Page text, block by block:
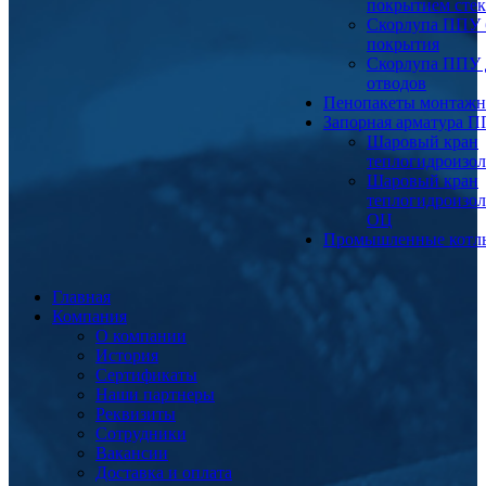
покрытием
Скорлупа ППУ
покрытия
Скорлупа ППУ
отводов
Пенопакеты
Запорная арматура
Шаровый кран
Шаровый кран
ОЦ
Промышленные
Главная
Компания
О компании
История
Сертификаты
Наши партнеры
Реквизиты
Сотрудники
Вакансии
Доставка и оплата